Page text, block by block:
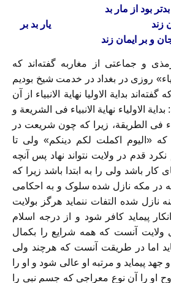
بد‌تر بود از مار بد
بر جان زند یار بد بر
و بر ایمان زند
و جماعتى از مغاربه گفته‌اند که
روزى در بغداد در خدمت شیخ بودیم
بدایة الاولیا نهایة الانبیاء از آن
الاولیاء نهایة الانبیاء فى الشریعة و
فى الطریقة، زیرا که چون شریعت در
«الیوم اکملت لکم دینکم» ولى تا
قدم در ولایت نتواند نهاد پس آنچه
کار باشد ولى را به ابتدا باشد زیرا که
در مکه نازل‏ شده سلوک و به احکامى
نازل شده التفات ننماید هرگز بولایت
پیماید کافر شود و از درجه اسلام
ولایت آنست که همه شرایع را بکمال
اما در طریقت آنست که هرچند ولى
پیماید و مرتبه او عالى شود و او را
او را آن نوع معراجى که جسم نبى را